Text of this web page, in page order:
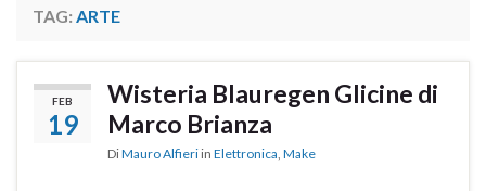
TAG: ARTE
FEB
19
Wisteria Blauregen Glicine di
Marco Brianza
DiMauro Alfieri in Elettronica, Make